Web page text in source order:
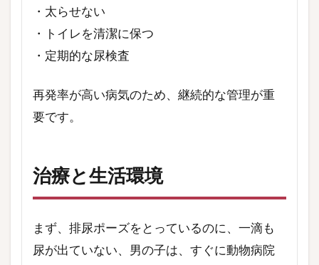
・太らせない
・トイレを清潔に保つ
・定期的な尿検査
再発率が高い病気のため、継続的な管理が重
要です。
治療と生活環境
まず、排尿ポーズをとっているのに、一滴も
尿が出ていない、男の子は、すぐに動物病院